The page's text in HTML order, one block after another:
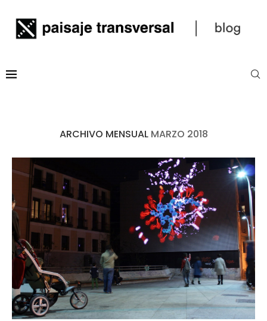
ARCHIVO MENSUAL MARZO 2018